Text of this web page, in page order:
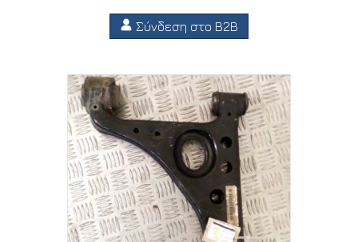
Σύνδεση στο B2B